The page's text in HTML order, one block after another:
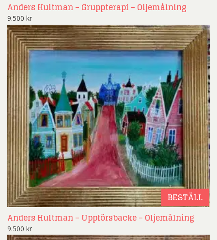
Anders Hultman – Gruppterapi – Oljemålning
9.500 kr
BESTÄLL
Anders Hultman – Uppförsbacke – Oljemålning
9.500 kr